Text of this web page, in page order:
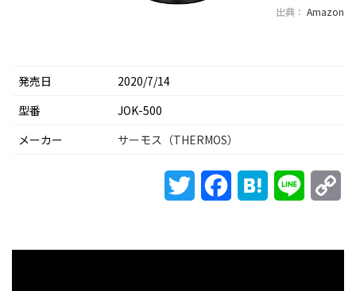
出典： Amazon
発売日
2020/7/14
型番
JOK-500
メーカー
サーモス（THERMOS）
Twitter FacebookHatena Line